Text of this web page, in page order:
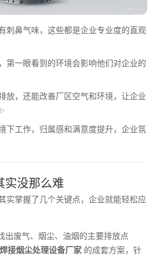
刺鼻气味，这些都是企业专业度的直观
第一眼看到的环境会影响他们对企业的
放，还能改善厂区空气和环境，让企业
下工作，归属感和满意度提升，企业氛
实没那么难
实掌握了几个关键点，企业就能轻松应
出废气、烟尘、油烟的主要排放点
接烟尘处理设备厂家 的成套方案，针